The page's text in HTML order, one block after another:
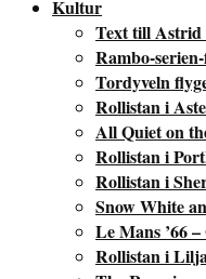
Kultur
Text till
Rambo-
Tordyveln
Rollistan i
All Quiet on
Rollistan i
Rollistan i
Snow White
Le Mans ’66
Rollistan i